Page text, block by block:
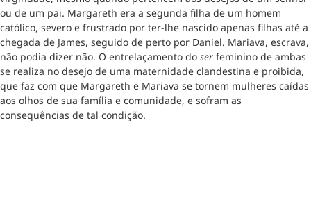
ou de um pai. Margareth era a segunda filha de um homem
católico, severo e frustrado por ter-lhe nascido apenas filhas até a
chegada de James, seguido de perto por Daniel. Mariava, escrava,
não podia dizer não. O entrelaçamento do ser feminino de ambas
se realiza no desejo de uma maternidade clandestina e proibida,
que faz com que Margareth e Mariava se tornem mulheres caídas
aos olhos de sua família e comunidade, e sofram as
consequências de tal condição.